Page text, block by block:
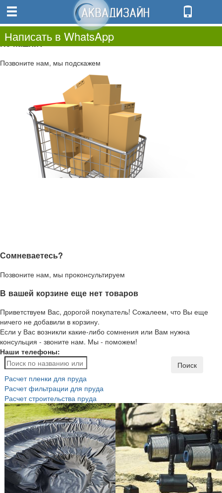
0.00
0
Не нашли?
Позвоните нам, мы подскажем
Сомневаетесь?
Позвоните нам, мы проконсультируем
В вашей корзине еще нет товаров
Приветствуем Вас, дорогой покупатель! Сожалеем, что Вы еще
ничего не добавили в корзину.
Если у Вас возникли какие-либо сомнения или Вам нужна
консульция - звоните нам. Мы - поможем!
Наши телефоны:
Написать в WhatsApp
Поиск
Расчет пленки для пруда
Расчет фильтрации для пруда
Расчет строительства пруда